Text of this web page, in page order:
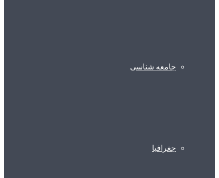
جامعه شناسی
جغرافیا